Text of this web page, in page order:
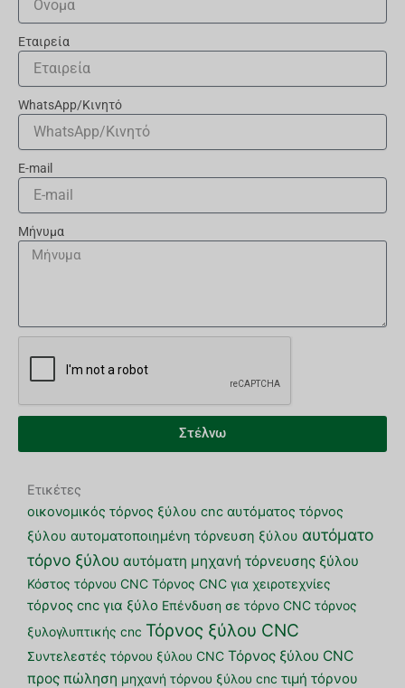
Εταιρεία
WhatsApp/Κινητό
E-mail
Μήνυμα
Στέλνω
Ετικέτες
οικονομικός τόρνος ξύλου cnc αυτόματος τόρνος
ξύλου αυτοματοποιημένη τόρνευση ξύλου αυτόματο
τόρνο ξύλου αυτόματη μηχανή τόρνευσης ξύλου
Κόστος τόρνου CNC Τόρνος CNC για χειροτεχνίες
τόρνος cnc για ξύλο Επένδυση σε τόρνο CNC τόρνος
ξυλογλυπτικής cnc Τόρνος ξύλου CNC
Συντελεστές τόρνου ξύλου CNC Τόρνος ξύλου CNC
προς πώληση μηχανή τόρνου ξύλου cnc τιμή τόρνου